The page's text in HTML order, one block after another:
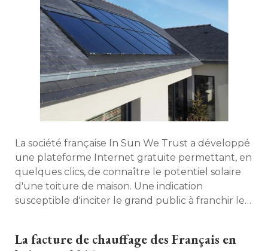
La société française In Sun We Trust a développé
une plateforme Internet gratuite permettant, en
quelques clics, de connaître le potentiel solaire
d'une toiture de maison. Une indication
susceptible d'inciter le grand public à franchir le
La facture de chauffage des Français en